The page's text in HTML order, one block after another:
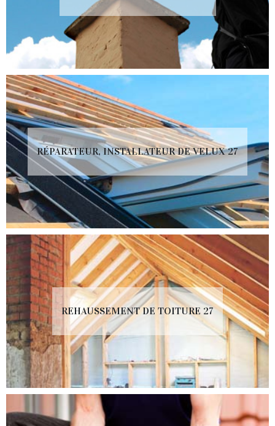
RÉPARATEUR, INSTALLATEUR DE VELUX 27
REHAUSSEMENT DE TOITURE 27